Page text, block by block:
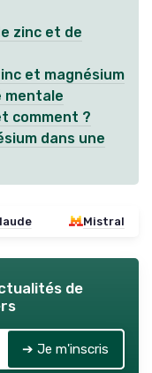
zinc et de
et magnésium
mentale
comment ?
dans une
Mistral
de
➔ Je m'inscris